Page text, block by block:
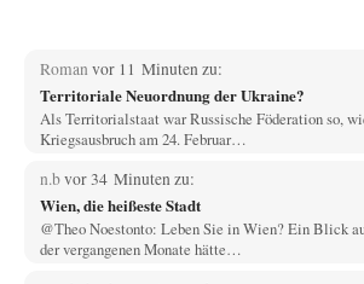
Roman vor 11 Minuten zu:
Territoriale Neuordnung der Ukraine?
Als Territorialstaat war Russische Föderation so,
Kriegsausbruch am 24. Februar…
n.bvor 34 Minuten zu:
Wien, die heißeste Stadt
@Theo Noestonto: Leben Sie in Wien? Ein Blick
der vergangenen Monate hätte…